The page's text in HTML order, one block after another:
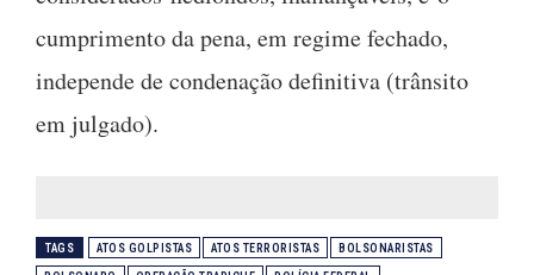
cumprimento da pena, em regime fechado,
independe de condenação definitiva (trânsito
em julgado).
TAGS ATOS GOLPISTAS ATOS TERRORISTAS BOLSONARISTAS